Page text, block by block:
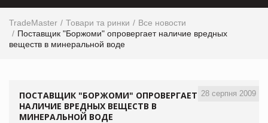
TradeMaster Товари та ринки
Все новости
Поставщик "Боржоми" опровергает наличие вредных
веществ в минеральной воде
28 серпня 2009
ПОСТАВЩИК "БОРЖОМИ" ОПРОВЕРГАЕТ
НАЛИЧИЕ ВРЕДНЫХ ВЕЩЕСТВ В
МИНЕРАЛЬНОЙ ВОДЕ